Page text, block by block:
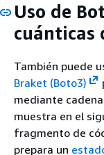
Uso de
cuánticas
También puede
Braket (Boto3)
mediante
muestra en el
fragmento de
prepara un